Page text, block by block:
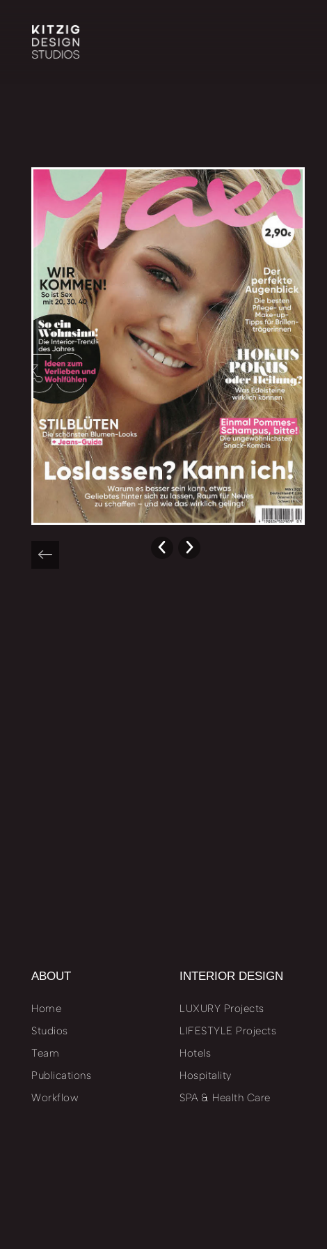
ABOUT
Home
Studios
Team
Publications
Workflow
INTERIOR DESIGN
LUXURY Projects
LIFESTYLE Projects
Hotels
Hospitality
SPA & Health Care